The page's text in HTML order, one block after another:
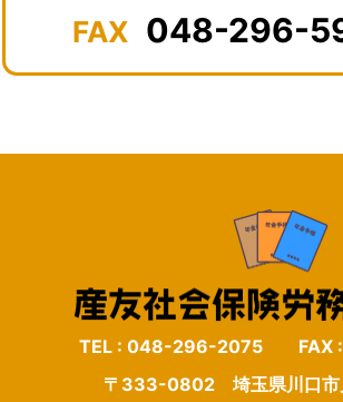
FAX 048-296-
TEL : 048-296-2075 FAX
〒333-0802 埼玉県川口